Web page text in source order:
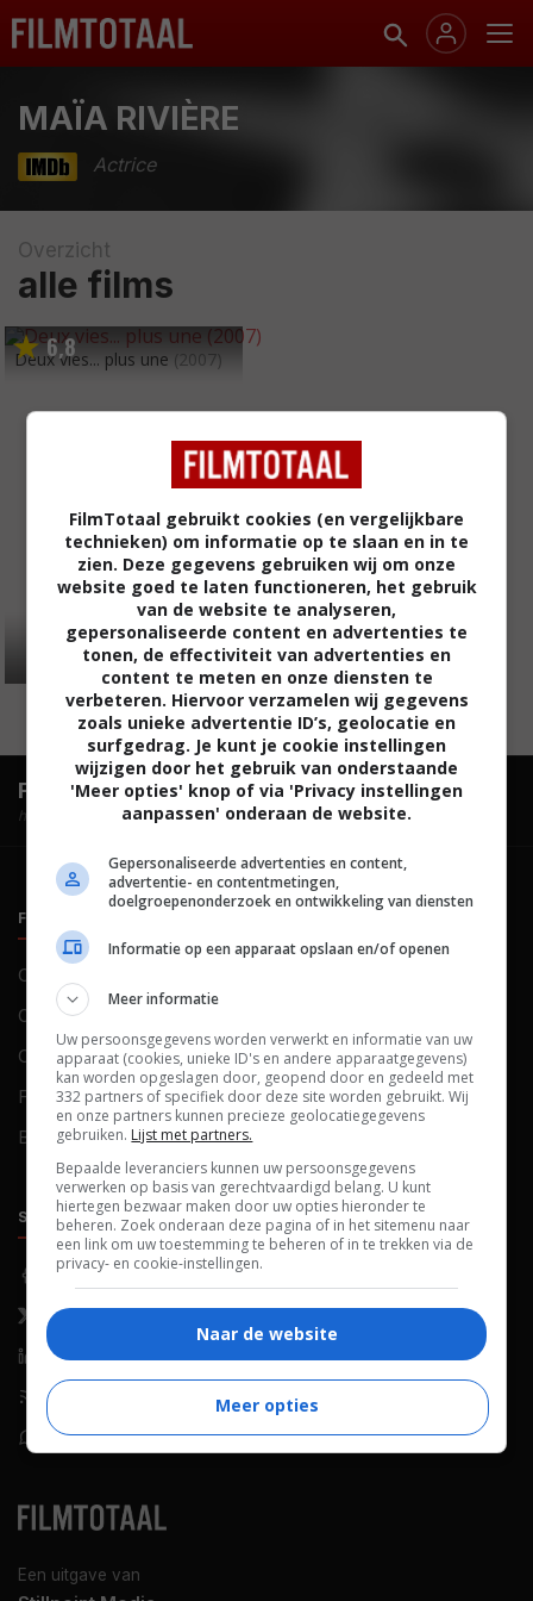
MAÏA RIVIÈRE
Actrice
Overzicht
alle films
6,8
Deux vies... plus une (2007)
FilmTotaal.Hét online filmoverzicht.
hosted by
Een uitgave van
FILMTOTAAL
Contact
Over ons
Colofon
FAQ
Blog
Cookies
Cookievoorkeuren
SOCIALS
Facebook
X (Twitter)
LinkedIn
RSS-feed
WhatsApp
ONTDEKKEN
Nieuws
Netflix
Films op tv
Bioscoop
FilmTotaal gebruikt cookies (en vergelijkbare
technieken) om informatie op te slaan en in te
zien. Deze gegevens gebruiken wij om onze
website goed te laten functioneren, het gebruik
van de website te analyseren,
gepersonaliseerde content en advertenties te
tonen, de effectiviteit van advertenties en
content te meten en onze diensten te
verbeteren. Hiervoor verzamelen wij gegevens
zoals unieke advertentie ID’s, geolocatie en
surfgedrag. Je kunt je cookie instellingen
wijzigen door het gebruik van onderstaande
'Meer opties' knop of via 'Privacy instellingen
aanpassen' onderaan de website.
Gepersonaliseerde advertenties en content,
advertentie- en contentmetingen,
doelgroepenonderzoek en ontwikkeling van diensten
Informatie op een apparaat opslaan en/of openen
Meer informatie
Uw persoonsgegevens worden verwerkt en informatie van uw
apparaat (cookies, unieke ID's en andere apparaatgegevens)
kan worden opgeslagen door, geopend door en gedeeld met
332 partners of specifiek door deze site worden gebruikt. Wij
en onze partners kunnen precieze geolocatiegegevens
gebruiken. Lijst met partners.
Bepaalde leveranciers kunnen uw persoonsgegevens
verwerken op basis van gerechtvaardigd belang. U kunt
hiertegen bezwaar maken door uw opties hieronder te
beheren. Zoek onderaan deze pagina of in het sitemenu naar
een link om uw toestemming te beheren of in te trekken via de
privacy- en cookie-instellingen.
Naar de website
Meer opties